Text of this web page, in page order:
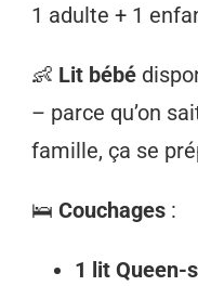
1 adulte + 1
👶 Lit bébé
– parce qu’on
famille, ça se
🛌 Couchages :
1 lit Queen-